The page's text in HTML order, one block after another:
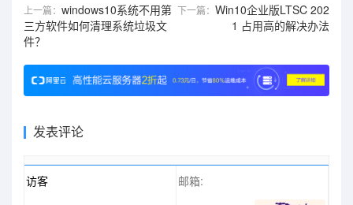
上一篇： windows10系统不用第
三方软件如何清理系统垃圾文
件？
下一篇： Win10企业版LTSC 202
1 占用高的解决办法
发表评论